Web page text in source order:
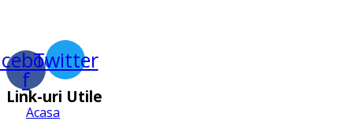
f
Twitter
Link-uri Utile
Acasa